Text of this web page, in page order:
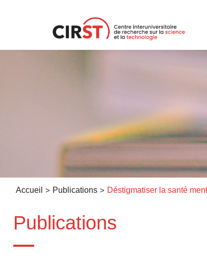
Accueil > Publications >
Publications